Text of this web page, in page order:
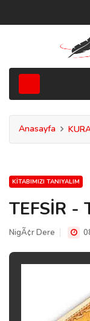
Anasayfa
KITABIMIZI TANIYALIM
TEFSİR -
NigÃ¢r Dere